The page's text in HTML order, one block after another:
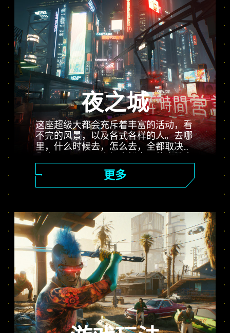
夜之城
这座超级大都会充斥着丰富的活动，看
不完的风景，以及各式各样的人。去哪
里，什么时候去，怎么去，全都取决于
厦，到一望无际的恶土乡郊，夜之城充
满了等待玩家发现的惊喜。
更多